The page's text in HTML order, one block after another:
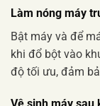
Làm nóng máy
Bật máy và để
khi đổ bột vào
độ tối ưu, đảm